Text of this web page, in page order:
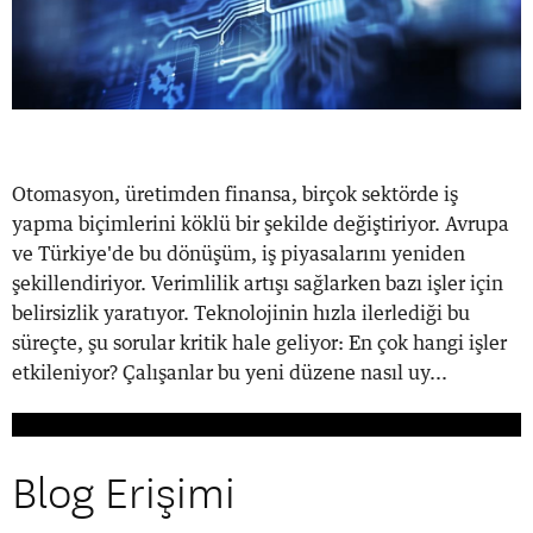
Otomasyon, üretimden finansa, birçok sektörde iş
yapma biçimlerini köklü bir şekilde değiştiriyor. Avrupa
ve Türkiye'de bu dönüşüm, iş piyasalarını yeniden
şekillendiriyor. Verimlilik artışı sağlarken bazı işler için
belirsizlik yaratıyor. Teknolojinin hızla ilerlediği bu
süreçte, şu sorular kritik hale geliyor: En çok hangi işler
etkileniyor? Çalışanlar bu yeni düzene nasıl uy...
Blog Erişimi